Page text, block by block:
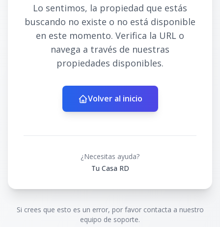
Lo sentimos, la propiedad que estás
buscando no existe o no está disponible
en este momento. Verifica la URL o
navega a través de nuestras
propiedades disponibles.
Volver al inicio
¿Necesitas ayuda?
Tu Casa RD
Si crees que esto es un error, por favor contacta a nuestro
equipo de soporte.